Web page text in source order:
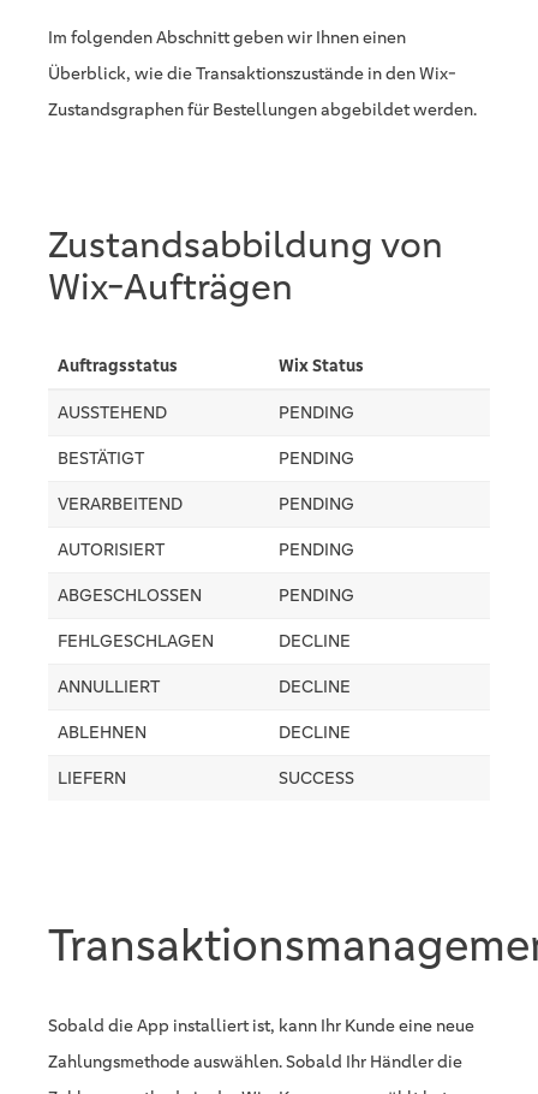
Im folgenden Abschnitt geben wir Ihnen einen
Überblick, wie die Transaktionszustände in den Wix-
Zustandsgraphen für Bestellungen abgebildet werden.
Zustandsabbildung von
Wix-Aufträgen
Auftragsstatus Wix Status
AUSSTEHEND PENDING
BESTÄTIGT PENDING
VERARBEITEND PENDING
AUTORISIERT PENDING
ABGESCHLOSSEN PENDING
FEHLGESCHLAGEN DECLINE
ANNULLIERT DECLINE
ABLEHNEN DECLINE
LIEFERN SUCCESS
Sobald die App installiert ist, kann Ihr Kunde eine neue
Zahlungsmethode auswählen. Sobald Ihr Händler die